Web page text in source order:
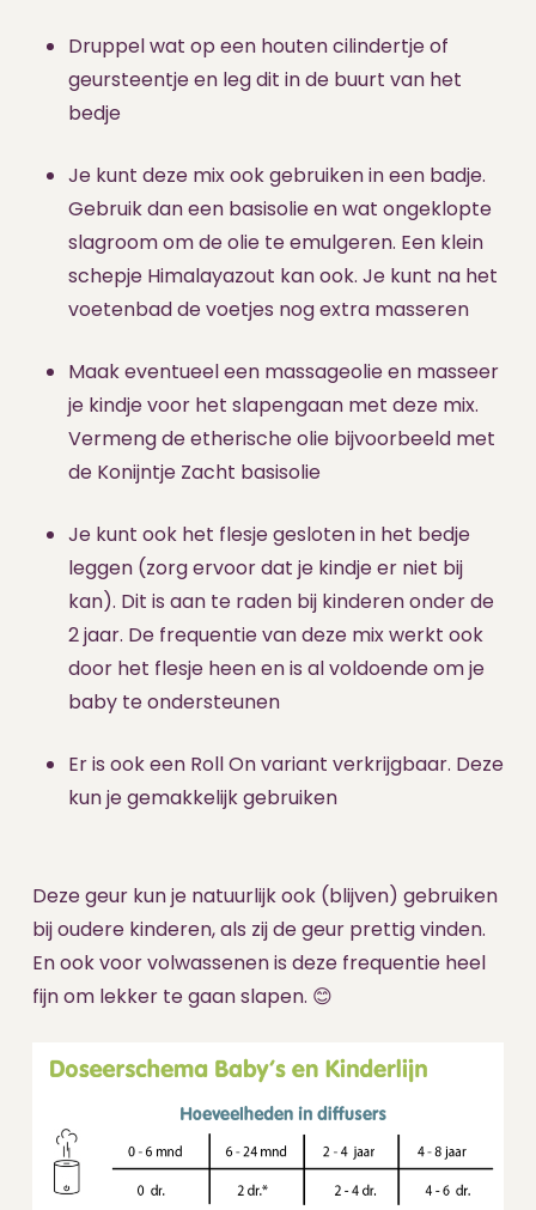
Druppel wat op een houten cilindertje of
geursteentje en leg dit in de buurt van het
bedje
Je kunt deze mix ook gebruiken in een badje.
Gebruik dan een basisolie en wat ongeklopte
slagroom om de olie te emulgeren. Een klein
schepje Himalayazout kan ook. Je kunt na het
voetenbad de voetjes nog extra masseren
Maak eventueel een massageolie en masseer
je kindje voor het slapengaan met deze mix.
Vermeng de etherische olie bijvoorbeeld met
de Konijntje Zacht basisolie
Je kunt ook het flesje gesloten in het bedje
leggen (zorg ervoor dat je kindje er niet bij
kan). Dit is aan te raden bij kinderen onder de
2 jaar. De frequentie van deze mix werkt ook
door het flesje heen en is al voldoende om je
baby te ondersteunen
Er is ook een Roll On variant verkrijgbaar. Deze
kun je gemakkelijk gebruiken
Deze geur kun je natuurlijk ook (blijven) gebruiken
bij oudere kinderen, als zij de geur prettig vinden.
En ook voor volwassenen is deze frequentie heel
fijn om lekker te gaan slapen. 😊